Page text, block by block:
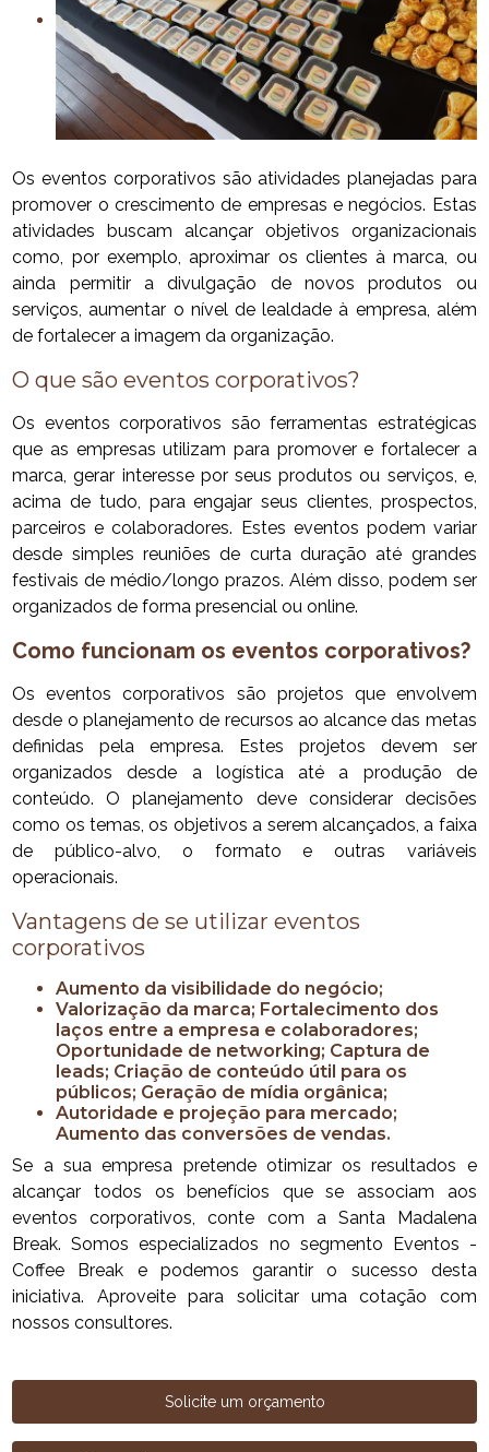
Os eventos corporativos são atividades planejadas para
promover o crescimento de empresas e negócios. Estas
atividades buscam alcançar objetivos organizacionais
como, por exemplo, aproximar os clientes à marca, ou
ainda permitir a divulgação de novos produtos ou
serviços, aumentar o nível de lealdade à empresa, além
de fortalecer a imagem da organização.
O que são eventos corporativos?
Os eventos corporativos são ferramentas estratégicas
que as empresas utilizam para promover e fortalecer a
marca, gerar interesse por seus produtos ou serviços, e,
acima de tudo, para engajar seus clientes, prospectos,
parceiros e colaboradores. Estes eventos podem variar
desde simples reuniões de curta duração até grandes
festivais de médio/longo prazos. Além disso, podem ser
organizados de forma presencial ou online.
Como funcionam os eventos corporativos?
Os eventos corporativos são projetos que envolvem
desde o planejamento de recursos ao alcance das metas
definidas pela empresa. Estes projetos devem ser
organizados desde a logística até a produção de
conteúdo. O planejamento deve considerar decisões
como os temas, os objetivos a serem alcançados, a faixa
de público-alvo, o formato e outras variáveis
operacionais.
Vantagens de se utilizar eventos
corporativos
Aumento da visibilidade do negócio;
Valorização da marca; Fortalecimento dos
laços entre a empresa e colaboradores;
Oportunidade de networking; Captura de
leads; Criação de conteúdo útil para os
públicos; Geração de mídia orgânica;
Autoridade e projeção para mercado;
Aumento das conversões de vendas.
Se a sua empresa pretende otimizar os resultados e
alcançar todos os benefícios que se associam aos
eventos corporativos, conte com a Santa Madalena
Break. Somos especializados no segmento Eventos -
Coffee Break e podemos garantir o sucesso desta
iniciativa. Aproveite para solicitar uma cotação com
nossos consultores.
Solicite um orçamento